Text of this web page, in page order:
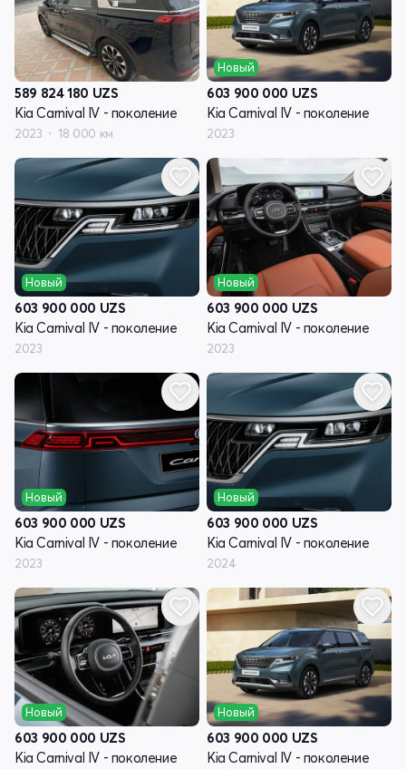
589 824 180 UZS
Kia Carnival IV - поколение
2023 18 000 км
Новый
603 900 000 UZS
Kia Carnival IV - поколение
2023
Новый
603 900 000 UZS
Kia Carnival IV - поколение
2023
Новый
603 900 000 UZS
Kia Carnival IV - поколение
2023
Новый
603 900 000 UZS
Kia Carnival IV - поколение
2023
Новый
603 900 000 UZS
Kia Carnival IV - поколение
2024
Новый
603 900 000 UZS
Kia Carnival IV - поколение
Новый
603 900 000 UZS
Kia Carnival IV - поколение